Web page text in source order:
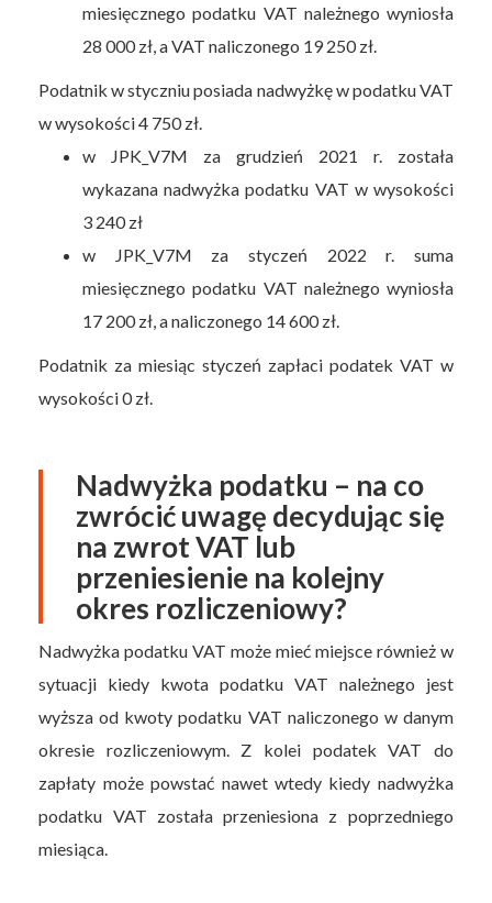
miesięcznego podatku VAT należnego wyniosła
28 000 zł, a VAT naliczonego 19 250 zł.
Podatnik w styczniu posiada nadwyżkę w podatku VAT
w wysokości 4 750 zł.
w JPK_V7M za grudzień 2021 r. została
wykazana nadwyżka podatku VAT w wysokości
3 240 zł
w JPK_V7M za styczeń 2022 r. suma
miesięcznego podatku VAT należnego wyniosła
17 200 zł, a naliczonego 14 600 zł.
Podatnik za miesiąc styczeń zapłaci podatek VAT w
wysokości 0 zł.
Nadwyżka podatku – na co
zwrócić uwagę decydując się
na zwrot VAT lub
przeniesienie na kolejny
okres rozliczeniowy?
Nadwyżka podatku VAT może mieć miejsce również w
sytuacji kiedy kwota podatku VAT należnego jest
wyższa od kwoty podatku VAT naliczonego w danym
okresie rozliczeniowym. Z kolei podatek VAT do
zapłaty może powstać nawet wtedy kiedy nadwyżka
podatku VAT została przeniesiona z poprzedniego
miesiąca.